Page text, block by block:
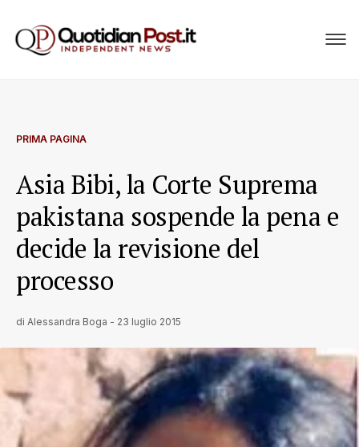
PRIMA PAGINA
Asia Bibi, la Corte Suprema
pakistana sospende la pena e
decide la revisione del
processo
di Alessandra Boga - 23 luglio 2015